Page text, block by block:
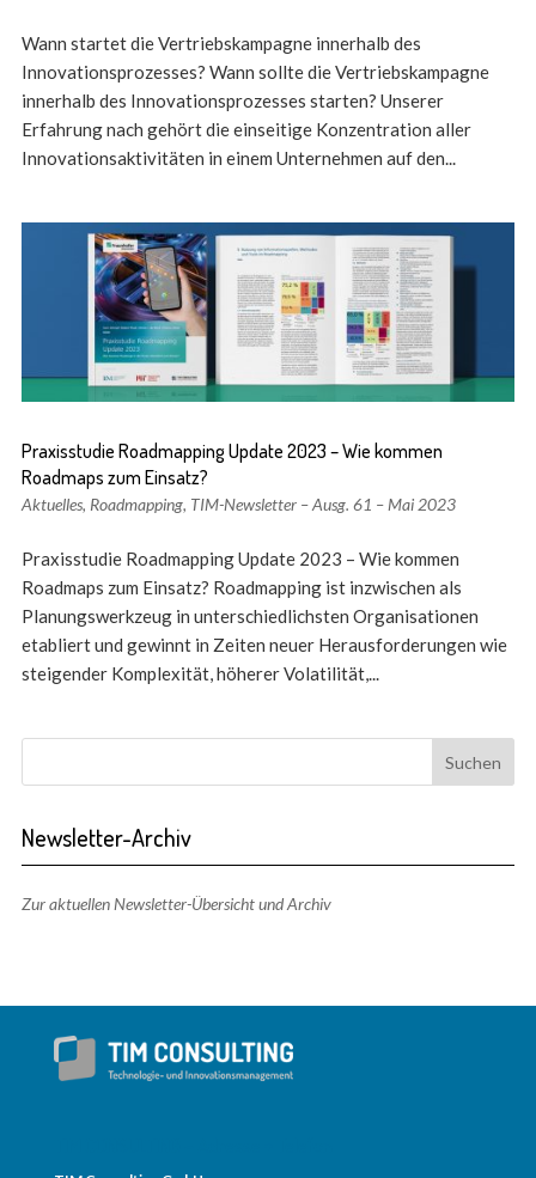
Wann startet die Vertriebskampagne innerhalb des
Innovationsprozesses? Wann sollte die Vertriebskampagne
innerhalb des Innovationsprozesses starten? Unserer
Erfahrung nach gehört die einseitige Konzentration aller
Innovationsaktivitäten in einem Unternehmen auf den...
Praxisstudie Roadmapping Update 2023 – Wie kommen
Roadmaps zum Einsatz?
Aktuelles, Roadmapping, TIM-Newsletter – Ausg. 61 – Mai 2023
Praxisstudie Roadmapping Update 2023 – Wie kommen
Roadmaps zum Einsatz? Roadmapping ist inzwischen als
Planungswerkzeug in unterschiedlichsten Organisationen
etabliert und gewinnt in Zeiten neuer Herausforderungen wie
steigender Komplexität, höherer Volatilität,...
Newsletter-Archiv
Zur aktuellen Newsletter-Übersicht und Archiv